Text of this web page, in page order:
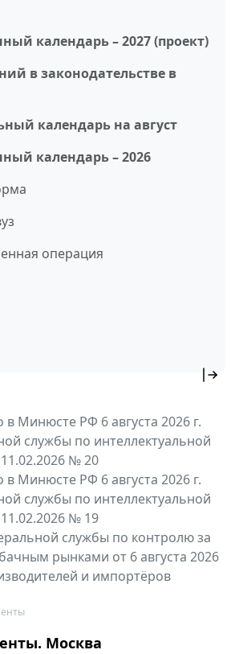
календарь – 2027 (проект)
в законодательстве в
календарь на август
календарь – 2026
операция
в Минюсте РФ 6 августа 2026 г.
службы по интеллектуальной
№ 20
в Минюсте РФ 6 августа 2026 г.
службы по интеллектуальной
№ 19
службы по контролю за
рынками от 6 августа 2026
и импортёров
Москва